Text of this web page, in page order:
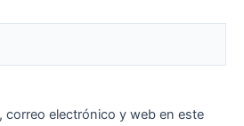
correo electrónico y web en este